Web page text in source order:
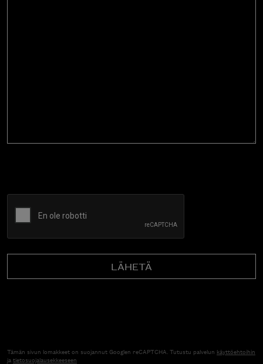
Tämän sivun lomakkeet on suojannut Googlen reCAPTCHA. Tutustu palvelun käyttöehtoihin
jatietosuojalausekkeeseen